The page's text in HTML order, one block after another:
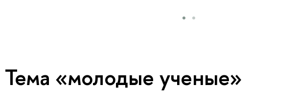
Тема «молодые ученые»